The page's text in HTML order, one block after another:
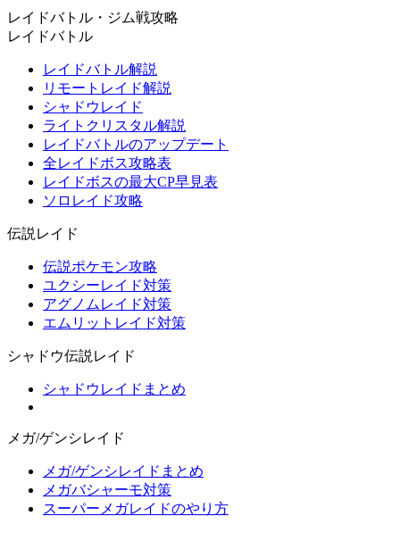
レイドバトル・ジム戦攻略
レイドバトル
レイドバトル解説
リモートレイド解説
シャドウレイド
ライトクリスタル解説
レイドバトルのアップデート
全レイドボス攻略表
レイドボスの最大CP早見表
ソロレイド攻略
伝説レイド
伝説ポケモン攻略
ユクシーレイド対策
アグノムレイド対策
エムリットレイド対策
シャドウ伝説レイド
シャドウレイドまとめ
メガ/ゲンシレイド
メガ/ゲンシレイドまとめ
メガバシャーモ対策
スーパーメガレイドのやり方